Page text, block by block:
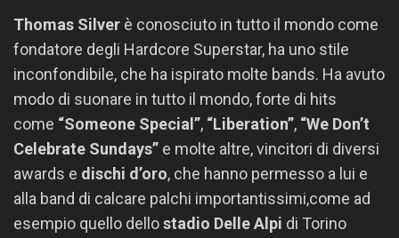
Thomas Silver è conosciuto in tutto il mondo come
fondatore degli Hardcore Superstar, ha uno stile
inconfondibile, che ha ispirato molte bands. Ha avuto
modo di suonare in tutto il mondo, forte di hits
come “Someone Special”, “Liberation”, “We Don’t
Celebrate Sundays” e molte altre, vincitori di diversi
awards e dischi d’oro, che hanno permesso a lui e
alla band di calcare palchi importantissimi,come ad
esempio quello dellostadio Delle Alpi di Torino